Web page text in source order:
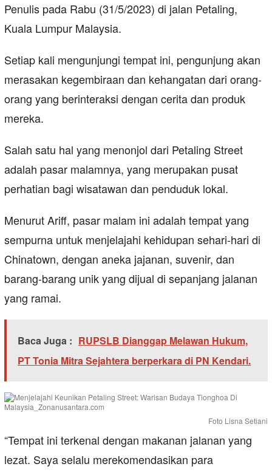
Penulis pada Rabu (31/5/2023) di jalan Petaling,
Kuala Lumpur Malaysia.
Setiap kali mengunjungi tempat ini, pengunjung akan
merasakan kegembiraan dan kehangatan dari orang-
orang yang berinteraksi dengan cerita dan produk
mereka.
Salah satu hal yang menonjol dari Petaling Street
adalah pasar malamnya, yang merupakan pusat
perhatian bagi wisatawan dan penduduk lokal.
Menurut Ariff, pasar malam ini adalah tempat yang
sempurna untuk menjelajahi kehidupan sehari-hari di
Chinatown, dengan aneka jajanan, suvenir, dan
barang-barang unik yang dijual di sepanjang jalanan
yang ramai.
Baca Juga : RUPSLB Dianggap Melawan Hukum,
PT Tonia Mitra Sejahtera berperkara di PN Kendari.
Foto Lisna Setiani
“Tempat ini terkenal dengan makanan jalanan yang
lezat. Saya selalu merekomendasikan para